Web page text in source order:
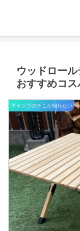
ウッドロー
おすすめコス
キャンプのそこが知りたい